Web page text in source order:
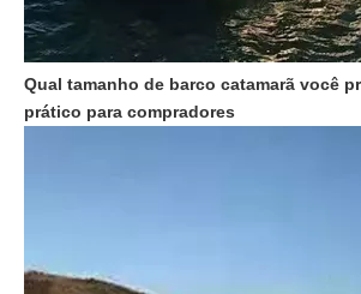
Qual tamanho de barco catamarã você
prático para compradores